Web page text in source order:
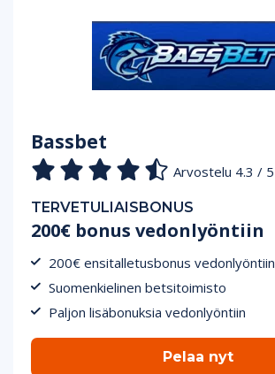
Bassbet
Arvostelu 4.3 / 5
TERVETULIAISBONUS
200€ bonus vedonlyöntiin
200€ ensitalletusbonus vedonlyöntiin
Suomenkielinen betsitoimisto
Paljon lisäbonuksia vedonlyöntiin
Pelaa nyt